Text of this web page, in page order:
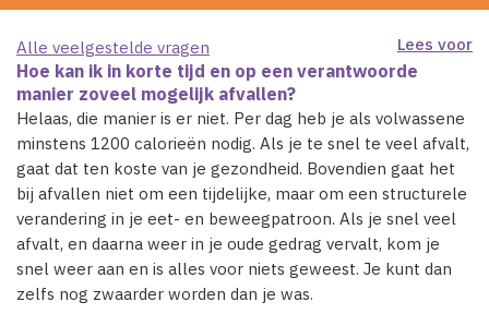
Lees voor
Alle veelgestelde vragen
Hoe kan ik in korte tijd en op een verantwoorde
manier zoveel mogelijk afvallen?
Helaas, die manier is er niet. Per dag heb je als volwassene
minstens 1200 calorieën nodig. Als je te snel te veel afvalt,
gaat dat ten koste van je gezondheid. Bovendien gaat het
bij afvallen niet om een tijdelijke, maar om een structurele
verandering in je eet- en beweegpatroon. Als je snel veel
afvalt, en daarna weer in je oude gedrag vervalt, kom je
snel weer aan en is alles voor niets geweest. Je kunt dan
zelfs nog zwaarder worden dan je was.